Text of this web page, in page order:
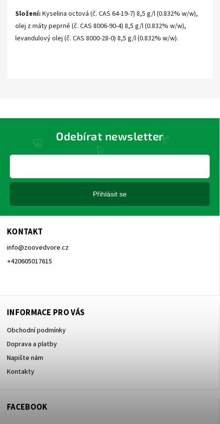
Složení: Kyselina octová (č. CAS 64-19-7) 8,5 g/l (0.832% w/w),
olej z máty peprné (č. CAS 8006-90-4) 8,5 g/l (0.832% w/w),
levandulový olej (č. CAS 8000-28-0) 8,5 g/l (0.832% w/w).
KONTAKT
info@zoovedvore.cz
+420605017615
INFORMACE PRO VÁS
Obchodní podmínky
Doprava a platby
Napište nám
Kontakty
Odebírat newsletter
Přihlásit se
FACEBOOK